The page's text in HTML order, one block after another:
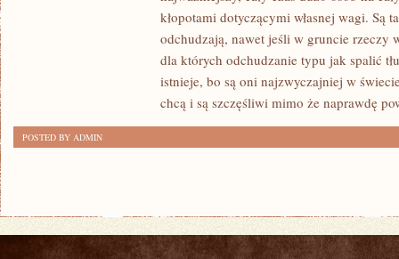
SKOMPLIKOWANE.
DUŻO
NA
NIEJ
kłopotami dotyczącymi własnej wagi. Są
odchudzają, nawet jeśli w gruncie rzeczy
dla których odchudzanie typu jak spalić
istnieje, bo są oni najzwyczajniej w
chcą i są szczęśliwi mimo że naprawdę
POSTED BY ADMIN